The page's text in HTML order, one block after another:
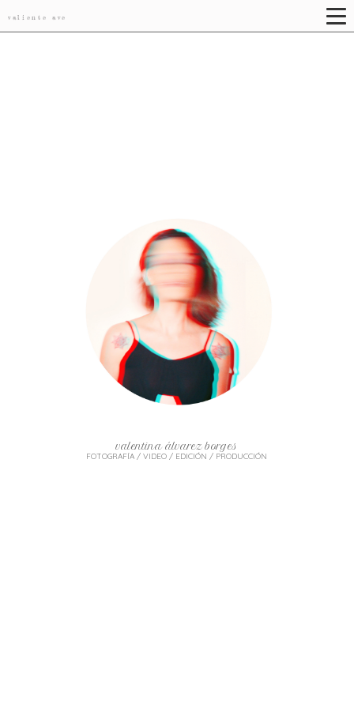
valiente ave
valentina álvarez borges
FOTOGRAFÍA / VIDEO / EDICIÓN / PRODUCCIÓN